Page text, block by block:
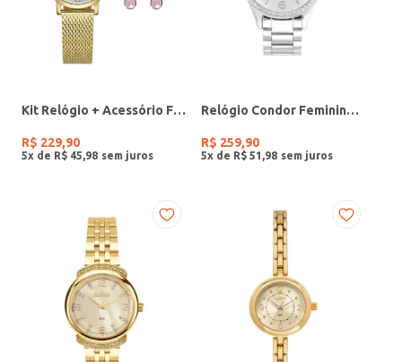
Kit Relógio + Acessório Feminino DOURADO
R$ 229,90
5x de R$ 45 98
Relógio Condor Feminino PRATA
R$ 259,90
5x de R$ 51 98